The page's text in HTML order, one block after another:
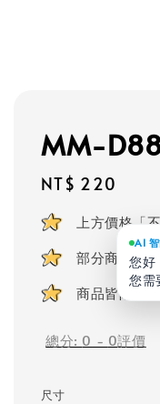
MM-
Regular
price
NT$ 220
上方價格「
部分商品可
商品皆附贈
總分: 0 - 0評價
尺寸
AI
您好
您需